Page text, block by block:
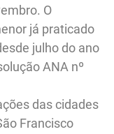
O
já praticado
julho do ano
ANA nº
das cidades
Francisco